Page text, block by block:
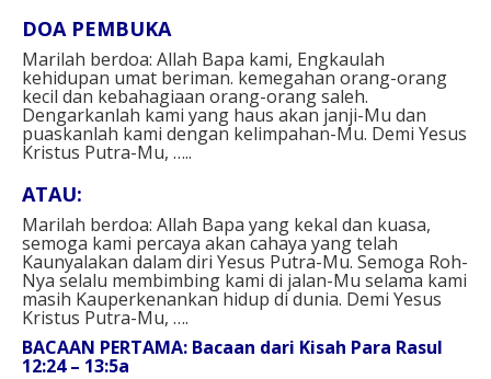
DOA PEMBUKA⁣
Marilah berdoa: Allah Bapa kami, Engkaulah
kehidupan umat beriman. kemegahan orang-orang
kecil dan kebahagiaan orang-orang saleh.
Dengarkanlah kami yang haus akan janji-Mu dan
puaskanlah kami dengan kelimpahan-Mu. Demi Yesus
Kristus Putra-Mu, …..⁣⁣
ATAU: ⁣
Marilah berdoa: Allah Bapa yang kekal dan kuasa,
semoga kami percaya akan cahaya yang telah
Kaunyalakan dalam diri Yesus Putra-Mu. Semoga Roh-
Nya selalu membimbing kami di jalan-Mu selama kami
masih Kauperkenankan hidup di dunia. Demi Yesus
Kristus Putra-Mu, ….⁣
BACAAN PERTAMA: Bacaan dari Kisah Para Rasul
12:24 – 13:5a